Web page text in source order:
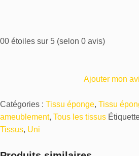
00 étoiles sur 5 (selon 0 avis)
Ajouter mon
Catégories : Tissu éponge, Tissu
ameublement, Tous les tissus
Tissus, Uni